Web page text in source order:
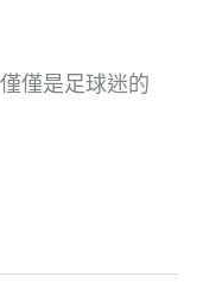
僅是足球迷的